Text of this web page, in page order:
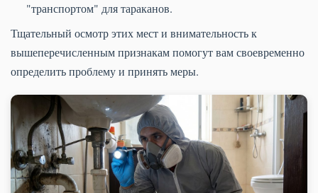
"транспортом" для тараканов.
Тщательный осмотр этих мест и внимательность к
вышеперечисленным признакам помогут вам своевременно
определить проблему и принять меры.